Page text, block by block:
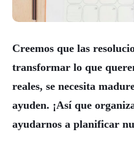
Creemos que las
transformar lo que
reales, se necesita
ayuden. ¡Así que
ayudarnos a planificar